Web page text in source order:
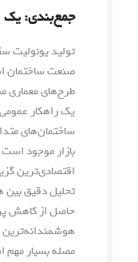
جمع‌بندی: یک
تولید یونولیت
صنعت ساختمان
طرح‌های معماری
یک راهکار
ساختمان‌های
بازار موجود
اقتصادی‌ترین
تحلیل دقیق
حاصل از کاهش
هوشمندانه‌ترین
مصله بسیار مهم